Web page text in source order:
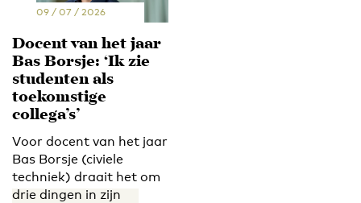
09 / 07 / 2026
Docent van het jaar
Bas Borsje: ‘Ik zie
studenten als
toekomstige
collega’s’
Voor docent van het jaar
Bas Borsje (civiele
techniek) draait het om
drie dingen in zijn